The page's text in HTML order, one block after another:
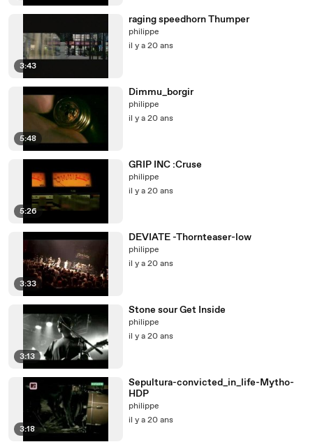
3:43
raging speedhorn Thumper
philippe
il y a 20 ans
5:48
Dimmu_borgir
philippe
il y a 20 ans
5:26
GRIP INC :Cruse
philippe
il y a 20 ans
3:33
DEVIATE -Thornteaser-low
philippe
il y a 20 ans
3:13
Stone sour Get Inside
philippe
il y a 20 ans
3:18
Sepultura-convicted_in_life-Mytho-
HDP
philippe
il y a 20 ans